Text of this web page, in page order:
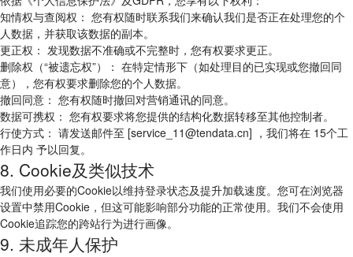
知情权与查阅权： 您有权随时联系我们来确认我们是否正在处理您的个
人数据，并获取该数据的副本。
更正权： 发现数据不准确或不完整时，您有权要求更正。
删除权（“被遗忘权”）： 在特定情形下（如处理目的已实现或您撤回同
意），您有权要求删除您的个人数据。
撤回同意： 您有权随时撤回对营销通讯的同意。
数据可携权： 您有权要求将您提供的结构化数据转移至其他控制者。
行使方式： 请发送邮件至 [service_11@tendata.cn] ，我们将在 15个工
作日内 予以回复。
8. Cookie及类似技术
我们使用必要的Cookie以维持登录状态及提升加载速度。您可在浏览器
设置中禁用Cookie，但这可能影响部分功能的正常使用。我们不会使用
Cookie追踪您的跨站行为进行画像。
9. 未成年人保护